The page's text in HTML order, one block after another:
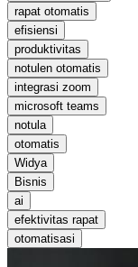
rapat otomatis
efisiensi
produktivitas
notulen otomatis
integrasi zoom
microsoft teams
notula
otomatis
Widya
Bisnis
ai
efektivitas rapat
otomatisasi